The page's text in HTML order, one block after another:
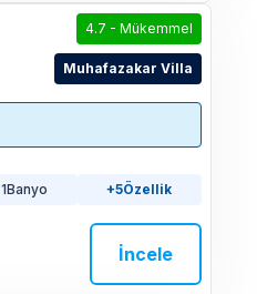
4.7 - Mükemmel
Muhafazakar Villa
1Banyo +5Özellik
İncele